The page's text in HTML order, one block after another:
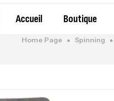
Accueil Boutique
Home Page Spinning